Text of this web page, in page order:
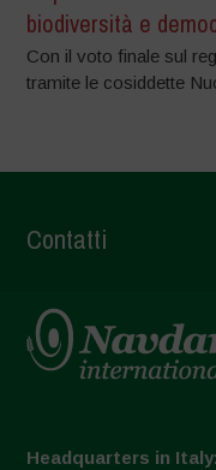
biodiversità e
Con il voto finale sul
tramite le cosiddette
Contatti
Headquarters in Italy: